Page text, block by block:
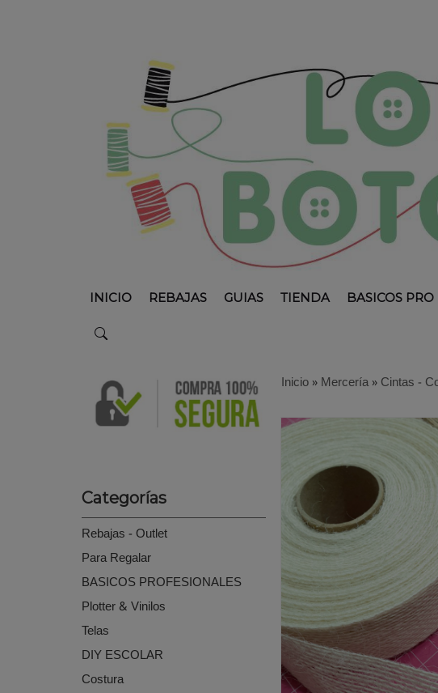
INICIO REBAJAS GUIAS TIENDA BASICOS PRO
Categorías
Rebajas - Outlet
Para Regalar
BASICOS PROFESIONALES
Plotter & Vinilos
Telas
DIY ESCOLAR
Costura
Inicio»Mercería»Cintas -